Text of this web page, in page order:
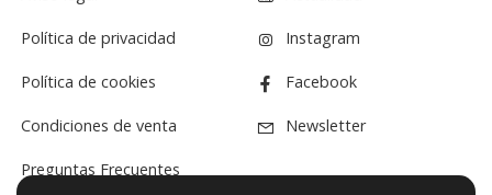
Política de privacidad
Política de cookies
Condiciones de venta
Preguntas Frecuentes
Instagram
Facebook
Newsletter